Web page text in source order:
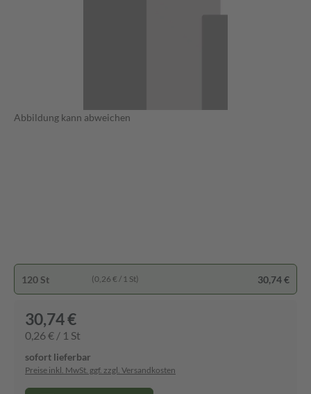
Abbildung kann abweichen
120 St (0,26 € / 1 St) 30,74 €
30,74 €
0,26 € / 1 St
sofort lieferbar
Preise inkl. MwSt. ggf. zzgl. Versandkosten